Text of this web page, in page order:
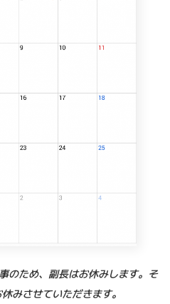
ため、副長はお休みします。そ
みさせていただきます。